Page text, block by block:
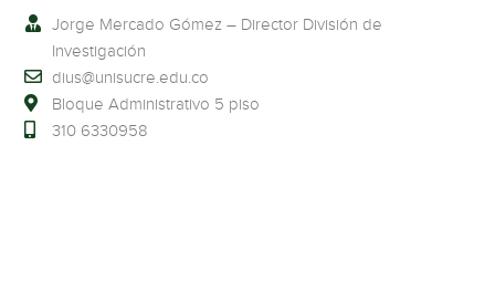
Jorge Mercado Gómez – Director División de
Investigación
dius@unisucre.edu.co
Bloque Administrativo 5 piso
310 6330958